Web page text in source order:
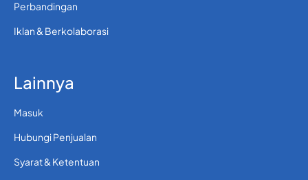
Perbandingan
Iklan & Berkolaborasi
Lainnya
Masuk
Hubungi Penjualan
Syarat & Ketentuan